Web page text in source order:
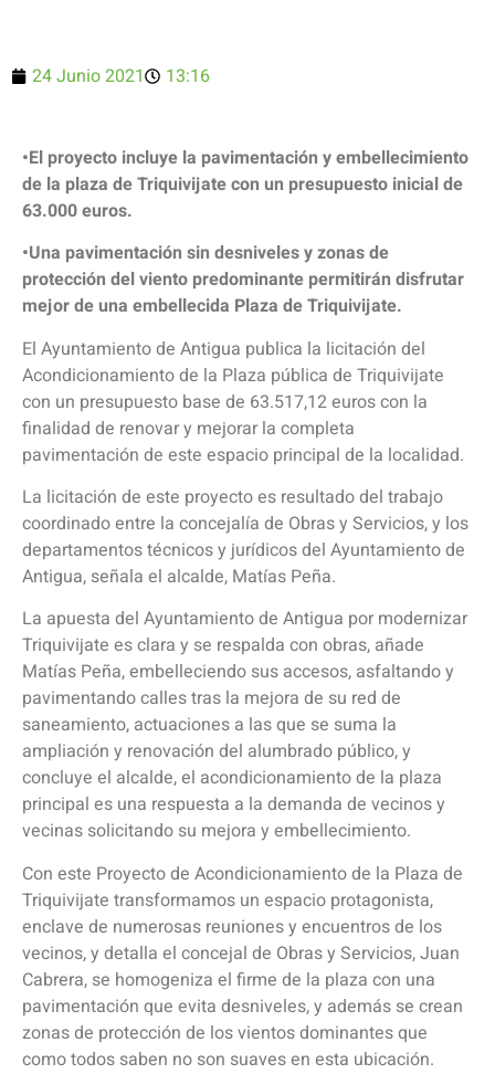
24 Junio 2021 13:16
•El proyecto incluye la pavimentación y embellecimiento
de la plaza de Triquivijate con un presupuesto inicial de
63.000 euros.
•Una pavimentación sin desniveles y zonas de
protección del viento predominante permitirán disfrutar
mejor de una embellecida Plaza de Triquivijate.
El Ayuntamiento de Antigua publica la licitación del
Acondicionamiento de la Plaza pública de Triquivijate
con un presupuesto base de 63.517,12 euros con la
finalidad de renovar y mejorar la completa
pavimentación de este espacio principal de la localidad.
La licitación de este proyecto es resultado del trabajo
coordinado entre la concejalía de Obras y Servicios, y los
departamentos técnicos y jurídicos del Ayuntamiento de
Antigua, señala el alcalde, Matías Peña.
La apuesta del Ayuntamiento de Antigua por modernizar
Triquivijate es clara y se respalda con obras, añade
Matías Peña, embelleciendo sus accesos, asfaltando y
pavimentando calles tras la mejora de su red de
saneamiento, actuaciones a las que se suma la
ampliación y renovación del alumbrado público, y
concluye el alcalde, el acondicionamiento de la plaza
principal es una respuesta a la demanda de vecinos y
vecinas solicitando su mejora y embellecimiento.
Con este Proyecto de Acondicionamiento de la Plaza de
Triquivijate transformamos un espacio protagonista,
enclave de numerosas reuniones y encuentros de los
vecinos, y detalla el concejal de Obras y Servicios, Juan
Cabrera, se homogeniza el firme de la plaza con una
pavimentación que evita desniveles, y además se crean
zonas de protección de los vientos dominantes que
como todos saben no son suaves en esta ubicación.